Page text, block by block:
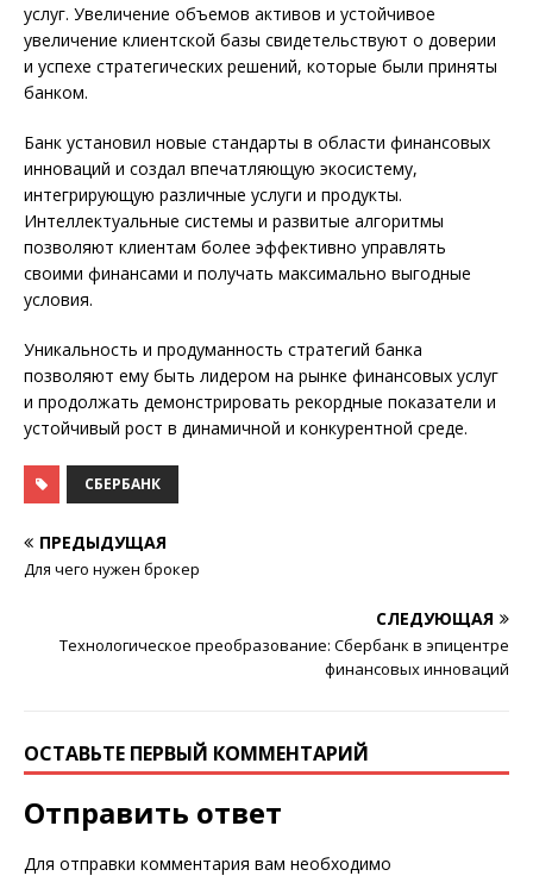
услуг. Увеличение объемов активов и устойчивое
увеличение клиентской базы свидетельствуют о доверии
и успехе стратегических решений, которые были приняты
банком.
Банк установил новые стандарты в области финансовых
инноваций и создал впечатляющую экосистему,
интегрирующую различные услуги и продукты.
Интеллектуальные системы и развитые алгоритмы
позволяют клиентам более эффективно управлять
своими финансами и получать максимально выгодные
условия.
Уникальность и продуманность стратегий банка
позволяют ему быть лидером на рынке финансовых услуг
и продолжать демонстрировать рекордные показатели и
устойчивый рост в динамичной и конкурентной среде.
СБЕРБАНК
ПРЕДЫДУЩАЯ
Для чего нужен брокер
СЛЕДУЮЩАЯ
Технологическое преобразование: Сбербанк в эпицентре
финансовых инноваций
ОСТАВЬТЕ ПЕРВЫЙ КОММЕНТАРИЙ
Отправить ответ
Для отправки комментария вам необходимо